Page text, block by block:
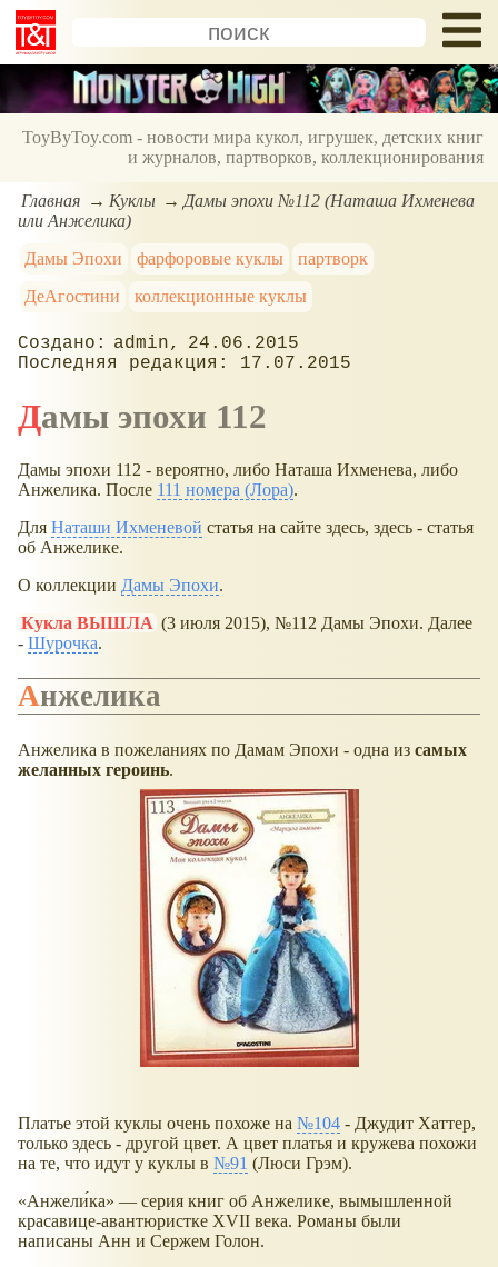
ToyByToy.com - новости мира кукол, игрушек, детских книг
и журналов, партворков, коллекционирования
Главная Куклы
Дамы эпохи №112 (Наташа Ихменева
или Анжелика)
Дамы Эпохи
фарфоровые куклы
партворк
ДеАгостини
коллекционные куклы
admin
24.06.2015
17.07.2015
Дамы эпохи 112
Дамы эпохи 112 - вероятно, либо Наташа Ихменева, либо
Анжелика. После 111 номера (Лора).
Для Наташи Ихменевой статья на сайте здесь, здесь - статья
об Анжелике.
О коллекции Дамы Эпохи.
Кукла ВЫШЛА (3 июля 2015), №112 Дамы Эпохи. Далее
- Шурочка.
Анжелика
Анжелика в пожеланиях по Дамам Эпохи - одна из самых
желанных героинь.
Платье этой куклы очень похоже на №104 - Джудит Хаттер,
только здесь - другой цвет. А цвет платья и кружева похожи
на те, что идут у куклы в №91 (Люси Грэм).
«Анжели́ка» — серия книг об Анжелике, вымышленной
красавице-авантюристке XVII века. Романы были
написаны Анн и Сержем Голон.